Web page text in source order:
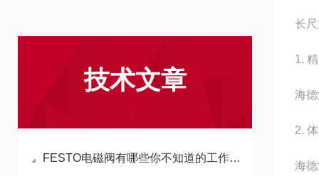
技术文章
FESTO电磁阀有哪些你不知道的工作原理
长
1.
海
2.
海